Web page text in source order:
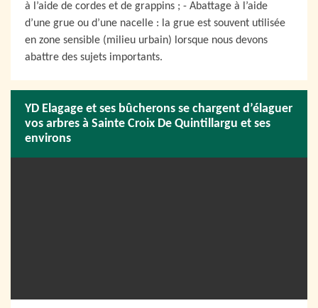
à l’aide de cordes et de grappins ; - Abattage à l’aide
d’une grue ou d’une nacelle : la grue est souvent utilisée
en zone sensible (milieu urbain) lorsque nous devons
abattre des sujets importants.
YD Elagage et ses bûcherons se chargent d’élaguer
vos arbres à Sainte Croix De Quintillargu et ses
environs